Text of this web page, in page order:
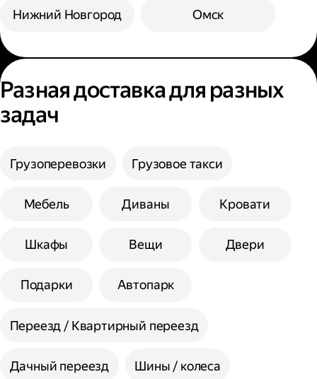
Нижний Новгород Омск
Разная доставка для разных
задач
Грузоперевозки Грузовое такси
Мебель Диваны Кровати
Шкафы Вещи Двери
Подарки Автопарк
Переезд / Квартирный переезд
Дачный переезд Шины / колеса